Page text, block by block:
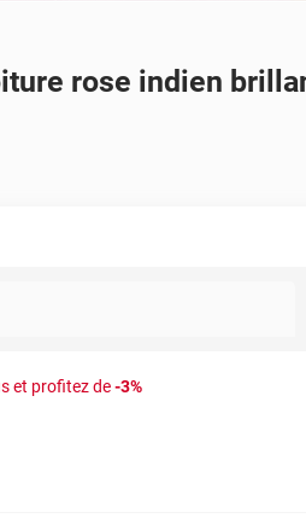
rose indien
et profitez de-3%